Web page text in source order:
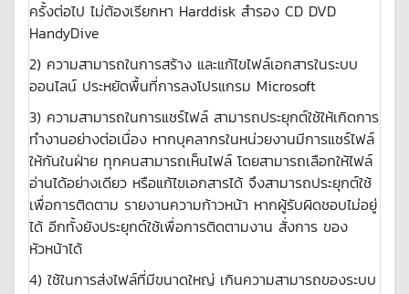
ครั้งต่อไป ไม่ต้องเรียกหา Harddisk สำรอง CD DVD
HandyDive
2) ความสามารถในการสร้าง และแก้ไขไฟล์เอกสารในระบบ
ออนไลน์ ประหยัดพื้นที่การลงโปรแกรม Microsoft
3) ความสามารถในการแชร์ไฟล์ สามารถประยุกต์ใช้ให้เกิดการ
ทำงานอย่างต่อเนื่อง หากบุคลากรในหน่วยงานมีการแชร์ไฟล์
ให้กันในฝ่าย ทุกคนสามารถเห็นไฟล์ โดยสามารถเลือกให้ไฟล์
อ่านได้อย่างเดียว หรือแก้ไขเอกสารได้ จึงสามารถประยุกต์ใช้
เพื่อการติดตาม รายงานความก้าวหน้า หากผู้รับผิดชอบไม่อยู่
ได้ อีกทั้งยังประยุกต์ใช้เพื่อการติดตามงาน สั่งการ ของ
หัวหน้าได้
4) ใช้ในการส่งไฟล์ที่มีขนาดใหญ่ เกินความสามารถของระบบ